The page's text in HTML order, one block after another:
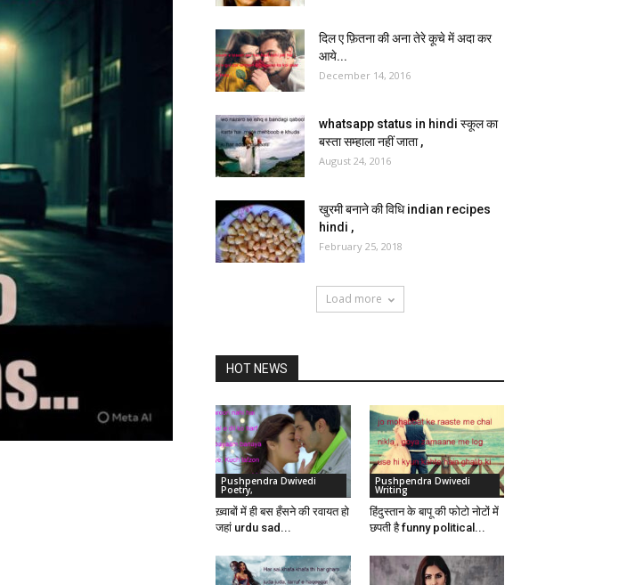
दिल ए फ़ितना की अना तेरे कूचे में अदा कर
आये...
December 14, 2016
whatsapp status in hindi स्कूल का
बस्ता सम्हाला नहीं जाता ,
August 24, 2016
खुरमी बनाने की विधि indian recipes
hindi ,
February 25, 2018
Load more
HOT NEWS
Pushpendra Dwivedi
Poetry,
ख़्वाबों में ही बस हँसने की रवायत हो
जहां urdu sad...
Pushpendra Dwivedi
Writing
हिंदुस्तान के बापू की फोटो नोटों में
छपती है funny political...